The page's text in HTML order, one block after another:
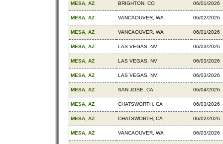
MESA, AZ BRIGHTON, CO 06/01/2026
MESA, AZ VANCAOUVER, WA 06/02/2026
MESA, AZ VANCAOUVER, WA 06/01/2026
MESA, AZ LAS VEGAS, NV 06/03/2026
MESA, AZ LAS VEGAS, NV 06/03/2026
MESA, AZ LAS VEGAS, NV 06/03/2026
MESA, AZ SAN JOSE, CA 06/04/2026
MESA, AZ CHATSWORTH, CA 06/03/2026
MESA, AZ CHATSWORTH, CA 06/02/2026
MESA, AZ VANCAOUVER, WA 06/03/2026